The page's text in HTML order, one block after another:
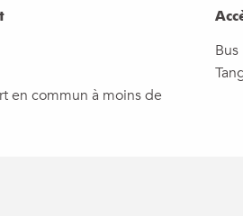
en commun à moins de